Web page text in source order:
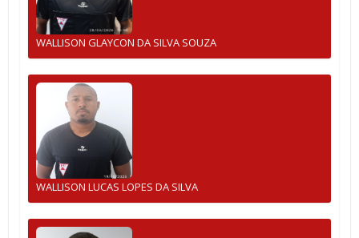
WALLISON GLAYCON DA SILVA SOUZA
WALLISON LUCAS LOPES DA SILVA